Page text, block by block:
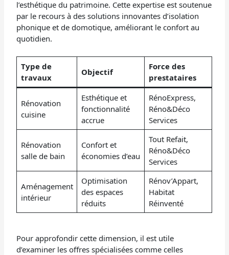
l’esthétique du patrimoine. Cette expertise est soutenue
par le recours à des solutions innovantes d’isolation
phonique et de domotique, améliorant le confort au
quotidien.
Type de
travaux
Objectif
Force des
prestataires
Rénovation
cuisine
Esthétique et
fonctionnalité
accrue
RénoExpress,
Réno&Déco
Services
Rénovation
salle de bain
Confort et
économies d’eau
Tout Refait,
Réno&Déco
Services
Aménagement
intérieur
Optimisation
des espaces
réduits
Rénov’Appart,
Habitat
Réinventé
Pour approfondir cette dimension, il est utile
d’examiner les offres spécialisées comme celles